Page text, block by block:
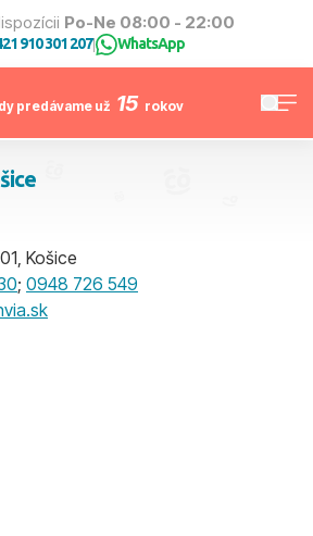
Po-Ne 08:00 - 22:00
910 301 207| WhatsApp
predávame už 15 rokov
Košice
; 0948 726 549